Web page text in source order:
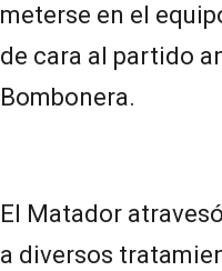
meterse en el
de cara al partido
Bombonera.
El Matador
a diversos